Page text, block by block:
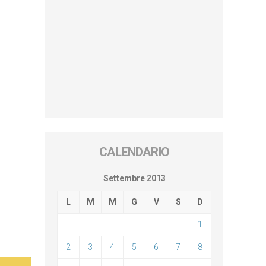
CALENDARIO
Settembre 2013
L M M G V S D
1
2 3 4 5 6 7 8